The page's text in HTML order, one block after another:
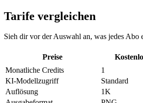
Tarife vergleichen
Sieh dir vor der Auswahl an, was jedes Abo
Preise
Monatliche Credits
1
KI-Modellzugriff
Standard
Auflösung
1K